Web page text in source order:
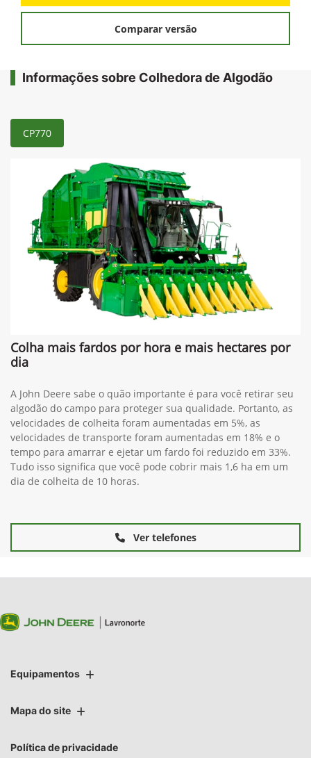
Comparar versão
Informações sobre Colhedora de Algodão
CP770
Colha mais fardos por hora e mais hectares por
dia
A John Deere sabe o quão importante é para você retirar seu
algodão do campo para proteger sua qualidade. Portanto, as
velocidades de colheita foram aumentadas em 5%, as
velocidades de transporte foram aumentadas em 18% e o
tempo para amarrar e ejetar um fardo foi reduzido em 33%.
Tudo isso significa que você pode cobrir mais 1,6 ha em um
dia de colheita de 10 horas.
Ver telefones
Equipamentos
Mapa do site
Política de privacidade